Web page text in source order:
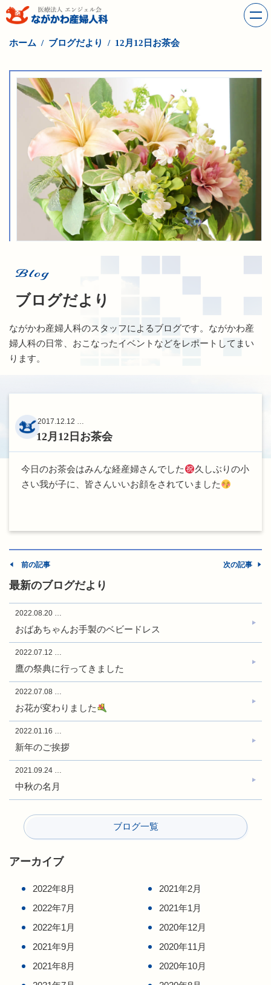
ホーム ブログだより 12月12日お茶会
Blog
ブログだより
ながかわ産婦人科のスタッフによるブログです。ながかわ産
婦人科の日常、おこなったイベントなどをレポートしてまい
ります。
2017.12.12 …
12月12日お茶会
今日のお茶会はみんな経産婦さんでした
久しぶりの小
さい我が子に、皆さんいいお顔をされていました
前の記事 次の記事
最新のブログだより
2022.08.20 …
おばあちゃんお手製のベビードレス
2022.07.12 …
鷹の祭典に行ってきました
2022.07.08 …
お花が変わりました
2022.01.16 …
新年のご挨拶
2021.09.24 …
中秋の名月
ブログ一覧
アーカイブ
2022年8月
2022年7月
2022年1月
2021年9月
2021年8月
2021年2月
2021年1月
2020年12月
2020年11月
2020年10月